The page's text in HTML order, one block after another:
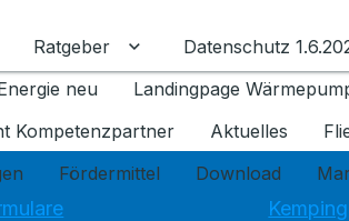
Ratgeber Untermenü für Ratgeber
Datenschutz
neu Landingpage
Kompetenzpartner
Aktuelles
Fördermittel Download